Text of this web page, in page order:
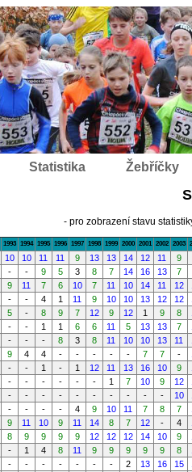
Statistika Žebříčky
- pro zobrazení stavu
1993 1994 1995 1996 1997 1998 1999 2000 2001 2002 2003
10 10 11 11 9 13 13 14 12 11 9
- - 9 5 3 8 7 14 16 13 7
9 11 7 6 10 7 11 10 14 11 12
- - 4 1 11 9 10 10 13 12 12
5 - 8 9 7 12 9 12 1 9 8
- - 1 1 6 6 11 5 13 13 7
- - - 8 3 8 11 10 10 13 11
9 4 4 - - - - - 7 7 -
- - 1 - 1 12 11 13 16 10 9
- - - - - - 1 7 10 9 12
- - - - - - - - - - 10
- - - - 4 9 10 11 7 8 7
9 11 10 9 11 14 8 7 12 - 4
8 9 9 9 9 12 12 12 14 10 9
- 1 4 8 11 9 9 9 9 9 8
- - - - - - - 2 13 16 15